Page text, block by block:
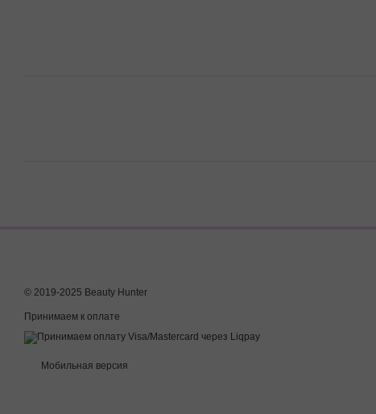
© 2019-2025 Beauty Hunter
Принимаем к оплате
Мобильная версия